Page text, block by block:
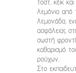
τοστ, κέικ
λεμόνια από
λεμονάδα,
ασφάλειας
σωστή
καθαρισμό
ρούχων.
Στο